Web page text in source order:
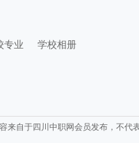
专业
学校相册
来自于四川中职网会员发布，不代